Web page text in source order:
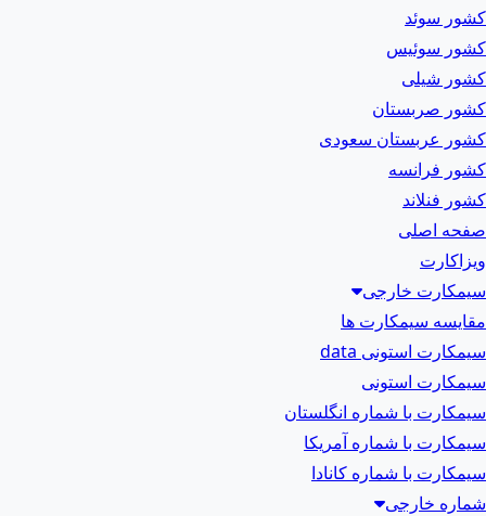
کشور سوئد
کشور سوئیس
کشور شیلی
کشور صربستان
کشور عربستان سعودی
کشور فرانسه
کشور فنلاند
صفحه اصلی
ویزاکارت
سیمکارت خارجی
مقایسه سیمکارت ها
سیمکارت استونی data
سیمکارت استونی
سیمکارت با شماره انگلستان
سیمکارت با شماره آمریکا
سیمکارت با شماره کانادا
شماره خارجی